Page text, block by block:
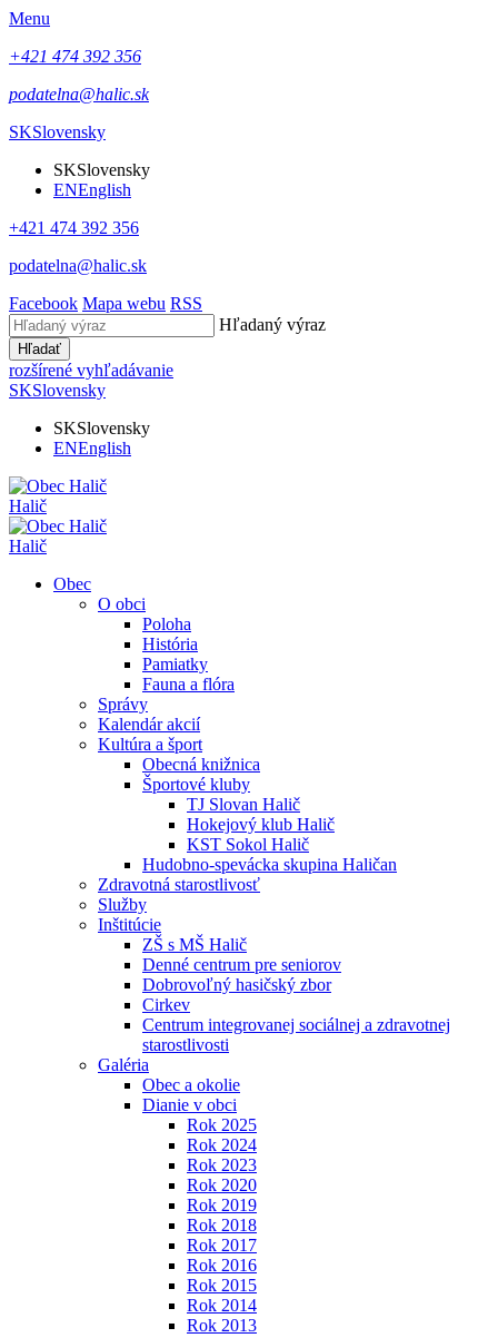
Menu
+421 474 392 356
podatelna@halic.sk
SKSlovensky
SKSlovensky
ENEnglish
+421 474 392 356
podatelna@halic.sk
Facebook Mapa webu RSS
Hľadaný výraz
Hľadať
rozšírené vyhľadávanie
SKSlovensky
SKSlovensky
ENEnglish
Halič
Halič
Obec
O obci
Poloha
História
Pamiatky
Fauna a flóra
Správy
Kalendár akcií
Kultúra a šport
Obecná knižnica
Športové kluby
TJ Slovan Halič
Hokejový klub Halič
KST Sokol Halič
Hudobno-spevácka skupina Haličan
Zdravotná starostlivosť
Služby
Inštitúcie
ZŠ s MŠ Halič
Denné centrum pre seniorov
Dobrovoľný hasičský zbor
Cirkev
Centrum integrovanej sociálnej a zdravotnej
starostlivosti
Galéria
Obec a okolie
Dianie v obci
Rok 2025
Rok 2024
Rok 2023
Rok 2020
Rok 2019
Rok 2018
Rok 2017
Rok 2016
Rok 2015
Rok 2014
Rok 2013